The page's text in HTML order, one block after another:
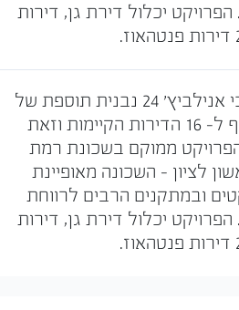
יכלול דירת גן, דירות
בפרויקט ברחוב מרדכי אנילביץ׳ 24 נבנית תוספת של
12 דירות חדשות בנוסף ל- 16 הדירות הקיימות וזאת
תמ"א 38/1. הפרויקט ממוקם בשכונת רמת
לציון – השכונה מאופיינת
ובמתקנים הרבים לרווחת
יכלול דירת גן, דירות